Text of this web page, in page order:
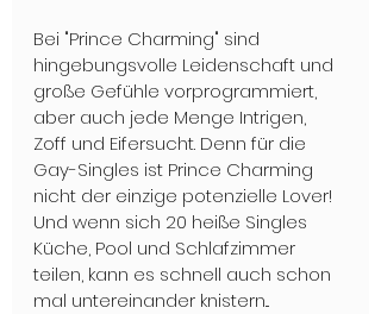
Bei "Prince Charming" sind
hingebungsvolle Leidenschaft und
große Gefühle vorprogrammiert,
aber auch jede Menge Intrigen,
Zoff und Eifersucht. Denn für die
Gay-Singles ist Prince Charming
nicht der einzige potenzielle Lover!
Und wenn sich 20 heiße Singles
Küche, Pool und Schlafzimmer
teilen, kann es schnell auch schon
mal untereinander knistern...